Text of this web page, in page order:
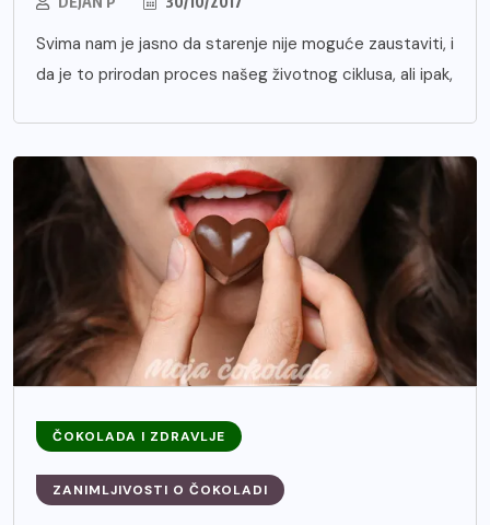
Svima nam je jasno da starenje nije moguće zaustaviti, i
da je to prirodan proces našeg životnog ciklusa, ali ipak,
ČOKOLADA I ZDRAVLJE
ZANIMLJIVOSTI O ČOKOLADI